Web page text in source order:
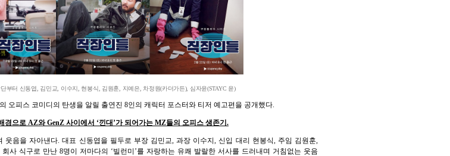
부터 신동엽, 김민교, 이수지, 현봉식, 김원훈, 지예은, 차정원(카더가든), 심자윤(STAYC 윤)
오피스 코미디의 탄생을 알릴 출연진 8인의 캐릭터 포스터와 티저 예고편을 공개했다.
으로 AZ와 GenZ 사이에서 ‘낀대’가 되어가는 MZ들의 오피스 생존기.
음을 자아낸다. 대표 신동엽을 필두로 부장 김민교, 과장 이수지, 신입 대리 현봉식, 주임 김원훈,
사 식구로 만난 8명이 저마다의 ‘빌런미’를 자랑하는 유쾌 발랄한 서사를 드러내며 거침없는 웃음